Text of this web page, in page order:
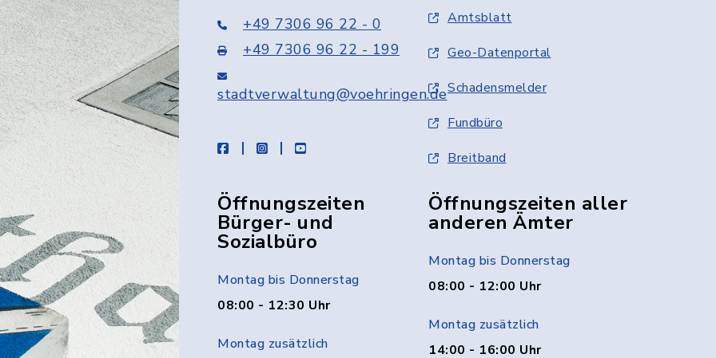
+49 7306 96 22 - 0
+49 7306 96 22 - 199
stadtverwaltung@voehringen.de
facebookinstagramyoutube
Amtsblatt
Geo-Datenportal
Schadensmelder
Fundbüro
Breitband
Öffnungszeiten
Bürger- und
Sozialbüro
Montag bis Donnerstag
08:00 - 12:30 Uhr
Montag zusätzlich
Öffnungszeiten aller
anderen Ämter
Montag bis Donnerstag
08:00 - 12:00 Uhr
Montag zusätzlich
14:00 - 16:00 Uhr